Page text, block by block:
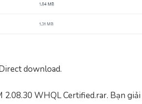
download.
2.08.30 WHQL Certified.rar. Bạn